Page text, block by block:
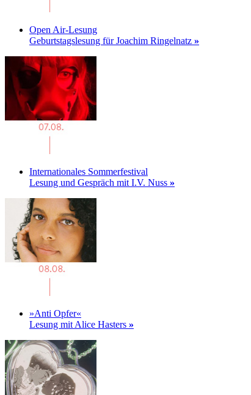
Open Air-Lesung
Geburtstagslesung für Joachim Ringelnatz »
Internationales Sommerfestival
Lesung und Gespräch mit I.V. Nuss »
»Anti Opfer«
Lesung mit Alice Hasters »